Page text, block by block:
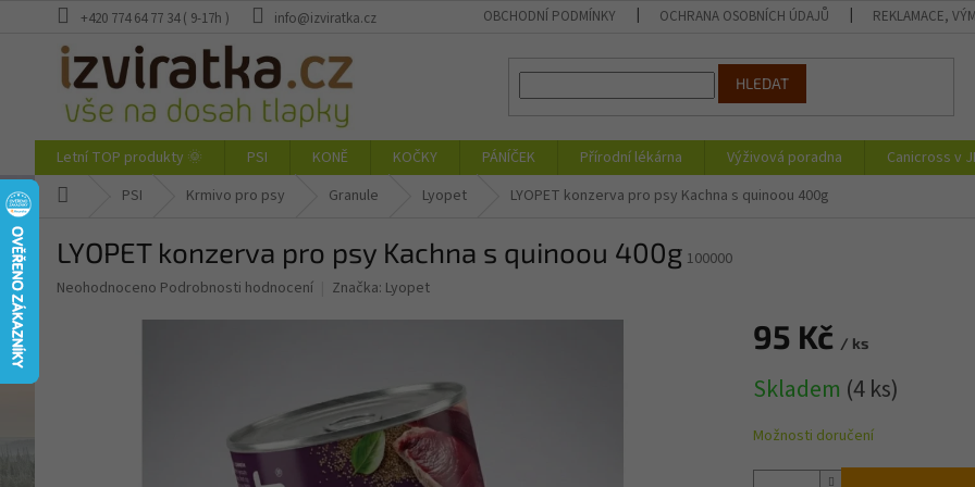
+420 774 64 77 34 ( 9-17h ) info@izviratka.cz OBCHODNÍ PODMÍNKY OCHRANA OSOBNÍCH ÚDAJŮ REKLAMACE,
HLEDAT
Letní TOP produkty 🌞 PSI KONĚ KOČKY PÁNÍČEK Přírodní lékárna Výživová poradna Canicross v
PSI Krmivo pro psy Granule Lyopet LYOPET konzerva pro psy Kachna s quinoou 400g
LYOPET konzerva pro psy Kachna s quinoou 400g 100000
Průměrné
Neohodnoceno Podrobnosti hodnocení Značka: Lyopet
95 Kč / ks
cena:
Skladem (4 ks)
Možnosti doručení